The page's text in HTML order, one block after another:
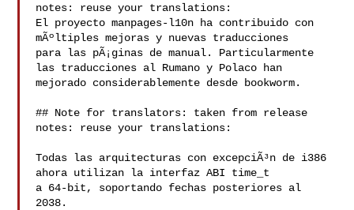
notes: reuse your translations:
El proyecto manpages-l10n ha contribuido con
mÃºltiples mejoras y nuevas traducciones
para las pÃ¡ginas de manual. Particularmente
las traducciones al Rumano y Polaco han
mejorado considerablemente desde bookworm.
## Note for translators: taken from release
notes: reuse your translations:
Todas las arquitecturas con excepciÃ³n de i386
ahora utilizan la interfaz ABI time_t
a 64-bit, soportando fechas posteriores al
2038.